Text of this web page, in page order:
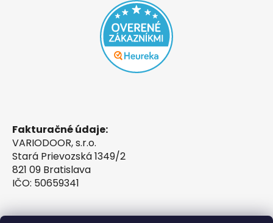
Fakturačné údaje:
VARIODOOR, s.r.o.
Stará Prievozská 1349/2
821 09 Bratislava
IČO: 50659341